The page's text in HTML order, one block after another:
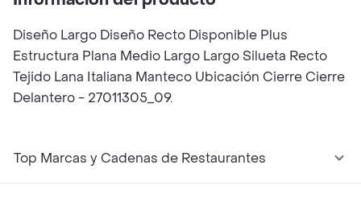
Diseño Largo Diseño Recto Disponible Plus
Estructura Plana Medio Largo Largo Silueta Recto
Tejido Lana Italiana Manteco Ubicación Cierre Cierre
Delantero - 27011305_09.
Top Marcas y Cadenas de Restaurantes